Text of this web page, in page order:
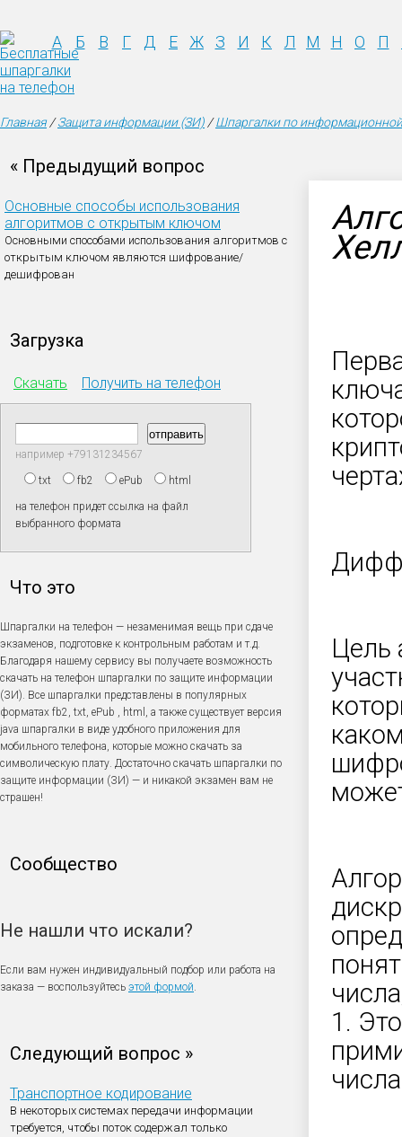
А Б В Г Д Е Ж З И К Л М Н О П
Главная/Защита информации (ЗИ) /Шпаргалки по
« Предыдущий вопрос
Основные способы использования
алгоритмов с открытым ключом
Основными способами использования алгоритмов с
открытым ключом являются шифрование/
дешифрован
Загрузка
Скачать Получить на телефон
например +79131234567
txt fb2 ePub html
на телефон придет ссылка на файл
выбранного формата
Что это
Шпаргалки на телефон — незаменимая вещь при сдаче
экзаменов, подготовке к контрольным работам и т.д.
Благодаря нашему сервису вы получаете возможность
скачать на телефон шпаргалки по защите информации
(ЗИ). Все шпаргалки представлены в популярных
форматах fb2, txt, ePub , html, а также существует версия
java шпаргалки в виде удобного приложения для
мобильного телефона, которые можно скачать за
символическую плату. Достаточно скачать шпаргалки по
защите информации (ЗИ) — и никакой экзамен вам не
страшен!
Сообщество
Не нашли что искали?
Если вам нужен индивидуальный подбор или работа на
заказа — воспользуйтесь этой формой.
Следующий вопрос »
Транспортное кодирование
В некоторых системах передачи информации
требуется, чтобы поток содержал только
Цель
1.
числа